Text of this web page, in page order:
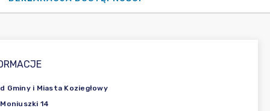
Gminy i Miasta Koziegłowy
14